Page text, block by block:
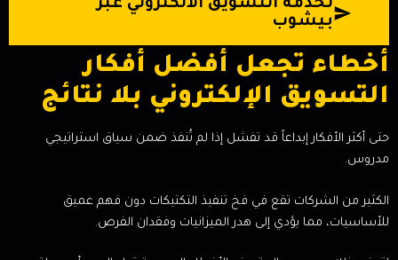
لخدمة التسويق الالكتروني عبر
بيشوب
أخطاء تجعل أفضل أفكار
التسويق الإلكتروني بلا نتائج
حتى أكثر الأفكار إبداعاً قد تفشل إذا لم تُنفذ ضمن سياق استراتيجي
مدروس.
الكثير من الشركات تقع في فخ تنفيذ التكتيكات دون فهم عميق
للأساسيات، مما يؤدي إلى هدر الميزانيات وفقدان الفرص.